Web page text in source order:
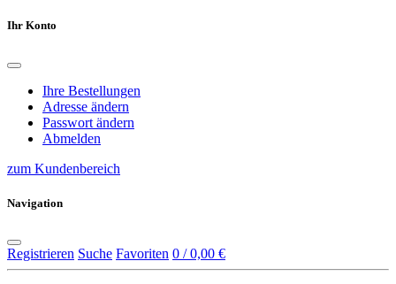
Ihr Konto
Ihre Bestellungen
Adresse ändern
Passwort ändern
Abmelden
zum Kundenbereich
Navigation
Registrieren Suche Favoriten 0 / 0,00 €